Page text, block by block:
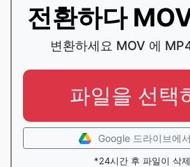
전환하다
변환하세요 MOV 에
파일을 선택
Google 드라이브에
*24시간 후 파일이 삭